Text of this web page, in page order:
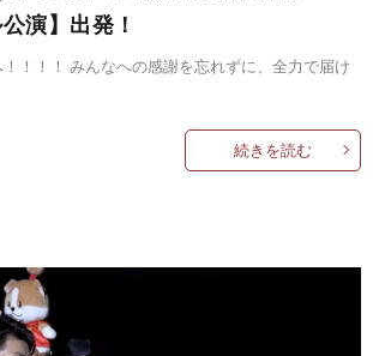
演】出発！
！！！ みんなへの感謝を忘れずに、全力で届け
続きを読む